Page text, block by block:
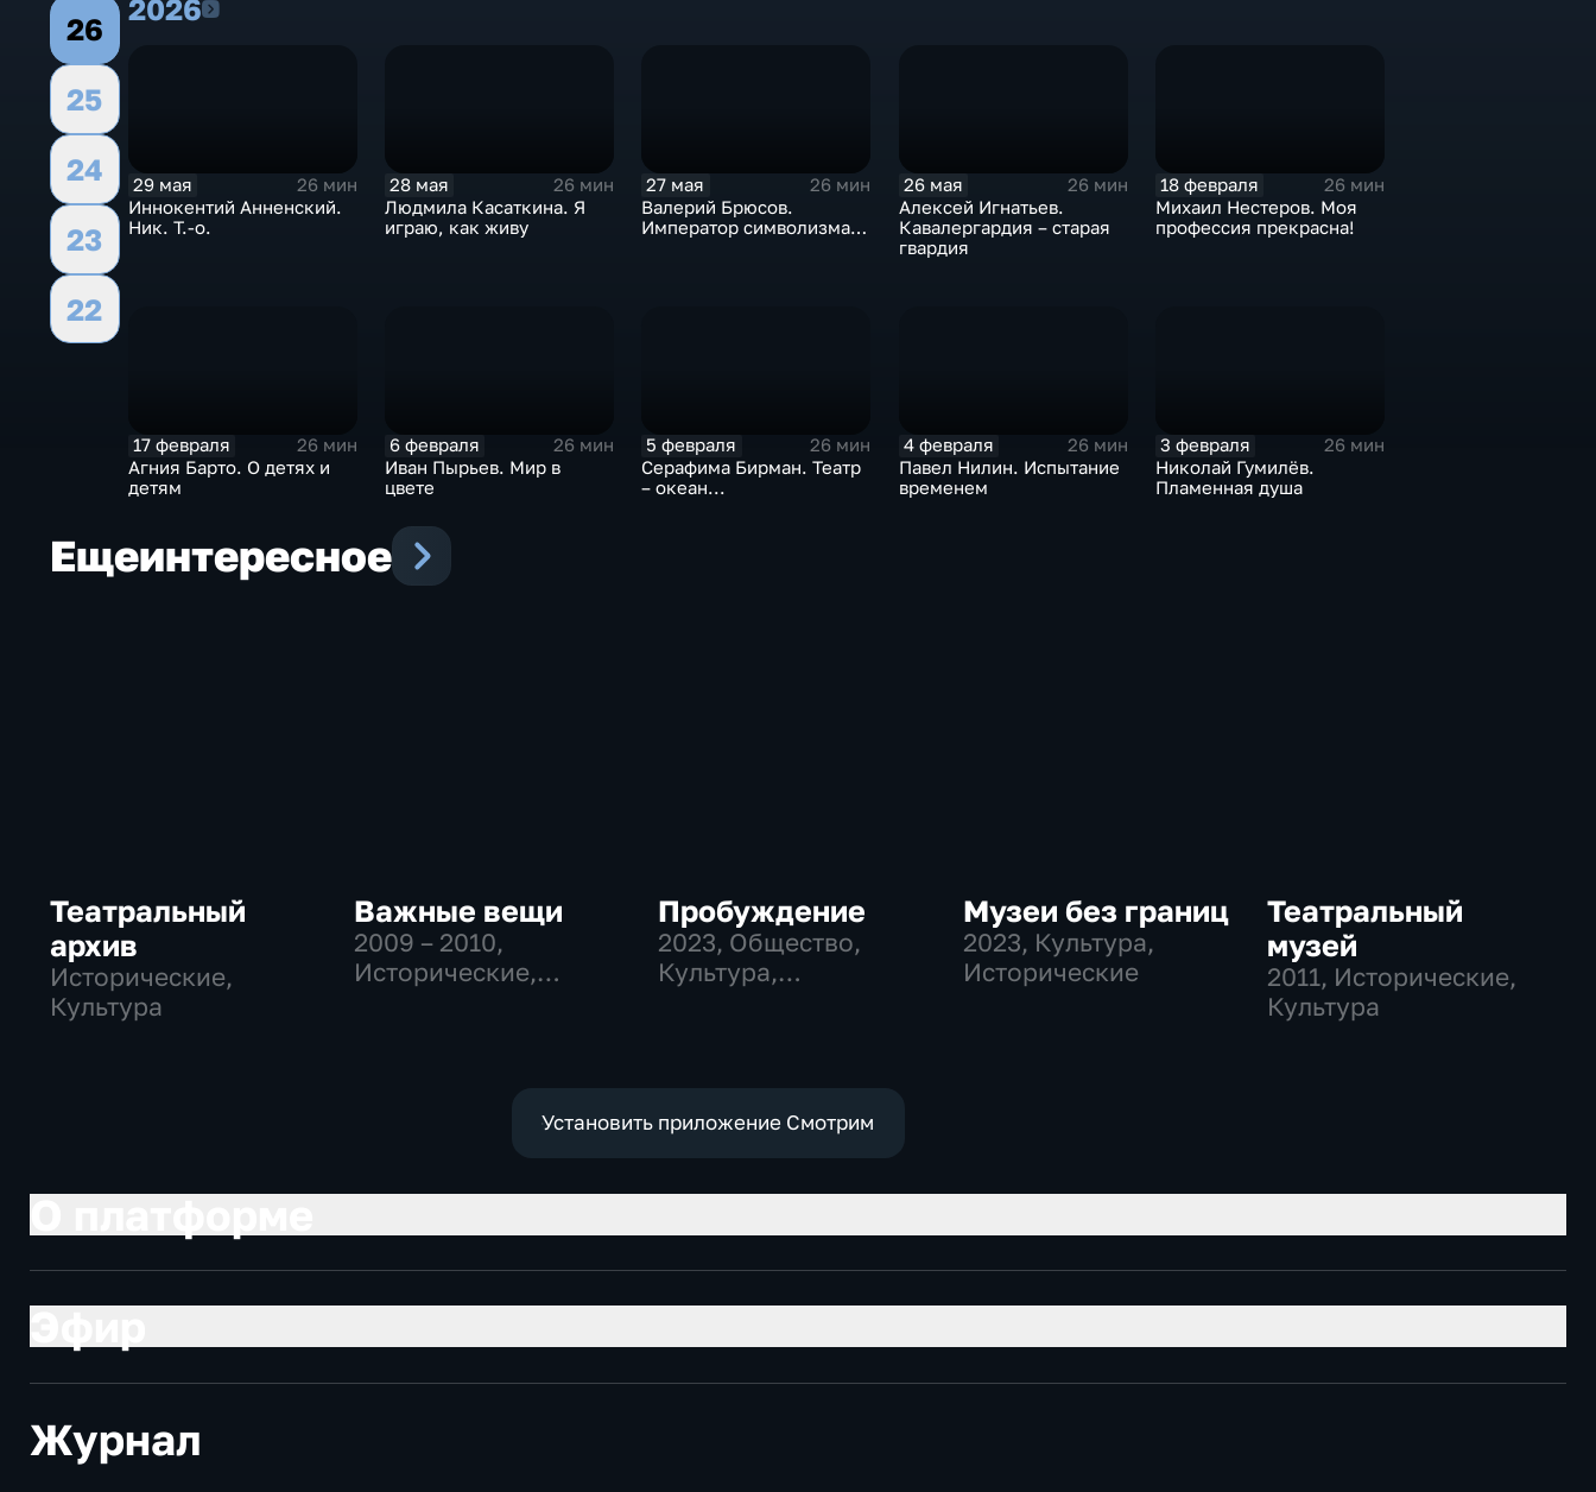
26
25
24
23
22
20262026
29 мая
26 мин
Иннокентий Анненский.
Ник. Т.-о.
28 мая
26 мин
Людмила Касаткина. Я
играю, как живу
27 мая
26 мин
Валерий Брюсов.
Император символизма…
26 мая
26 мин
Алексей Игнатьев.
Кавалергардия – старая
гвардия
18 февраля
26 мин
Михаил Нестеров. Моя
профессия прекрасна!
17 февраля
26 мин
Агния Барто. О детях и
детям
6 февраля
26 мин
Иван Пырьев. Мир в
цвете
5 февраля
26 мин
Серафима Бирман. Театр
– океан...
4 февраля
26 мин
Павел Нилин. Испытание
временем
3 февраля
26 мин
Николай Гумилёв.
Пламенная душа
Ещеинтересное
Театральный
архив
Исторические,
Культура
Важные вещи
2009 – 2010,
Исторические,
Пробуждение
2023, Общество,
Культура,
Музеи без границ
2023, Культура,
Исторические
Театральный
музей
2011, Исторические,
Культура
Установить приложение Смотрим
Журнал